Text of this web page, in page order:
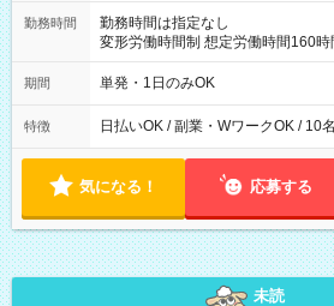
勤務時間
勤務時間は指定なし
変形労働時間制 想定労働時間160時間/月 ★シフト例 8
19：00
期間 単発・1日のみOK
特徴 日払いOK / 副業・WワークOK / 10
気になる！ 応募する
未読